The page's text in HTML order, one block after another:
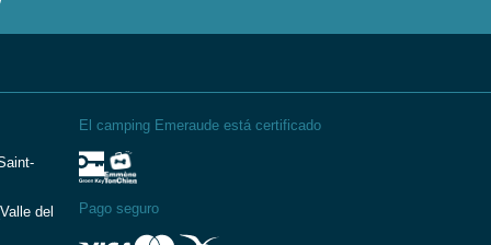
del
El camping Emeraude está certificado
Pago seguro